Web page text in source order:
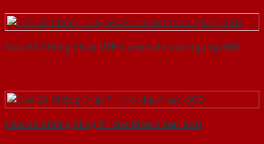
Cửa Gỗ Chống Cháy MDF Laminate van ngang-SGD
Cửa Gỗ Chống Cháy P1 cho khach san-SGD